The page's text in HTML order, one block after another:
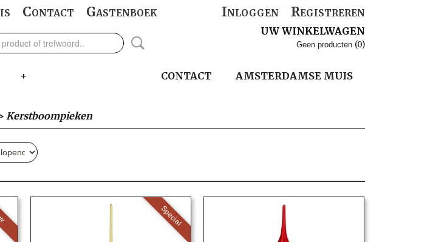
Contact Gastenboek Inloggen Registreren
UW WINKELWAGEN
Geen producten (0)
AMSTERDAMSE MUIS
CONTACT
+
Kerstboompieken
Special